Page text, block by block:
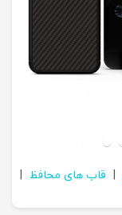
| قاب های محافظ |